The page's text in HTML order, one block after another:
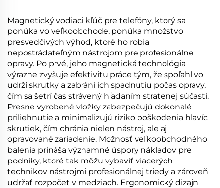
Magnetický vodiaci kľúč pre telefóny, ktorý sa
ponúka vo veľkoobchode, ponúka množstvo
presvedčivých výhod, ktoré ho robia
nepostrádateľným nástrojom pre profesionálne
opravy. Po prvé, jeho magnetická technológia
výrazne zvyšuje efektivitu práce tým, že spoľahlivo
udrží skrutky a zabráni ich spadnutiu počas opravy,
čím sa šetrí čas strávený hľadaním stratenej súčasti.
Presne vyrobené vložky zabezpečujú dokonalé
priliehnutie a minimalizujú riziko poškodenia hlavíc
skrutiek, čím chránia nielen nástroj, ale aj
opravované zariadenie. Možnosť veľkoobchodného
balenia prináša významné úspory nákladov pre
podniky, ktoré tak môžu vybaviť viacerých
technikov nástrojmi profesionálnej triedy a zároveň
udržať rozpočet v medziach. Ergonomický dizajn